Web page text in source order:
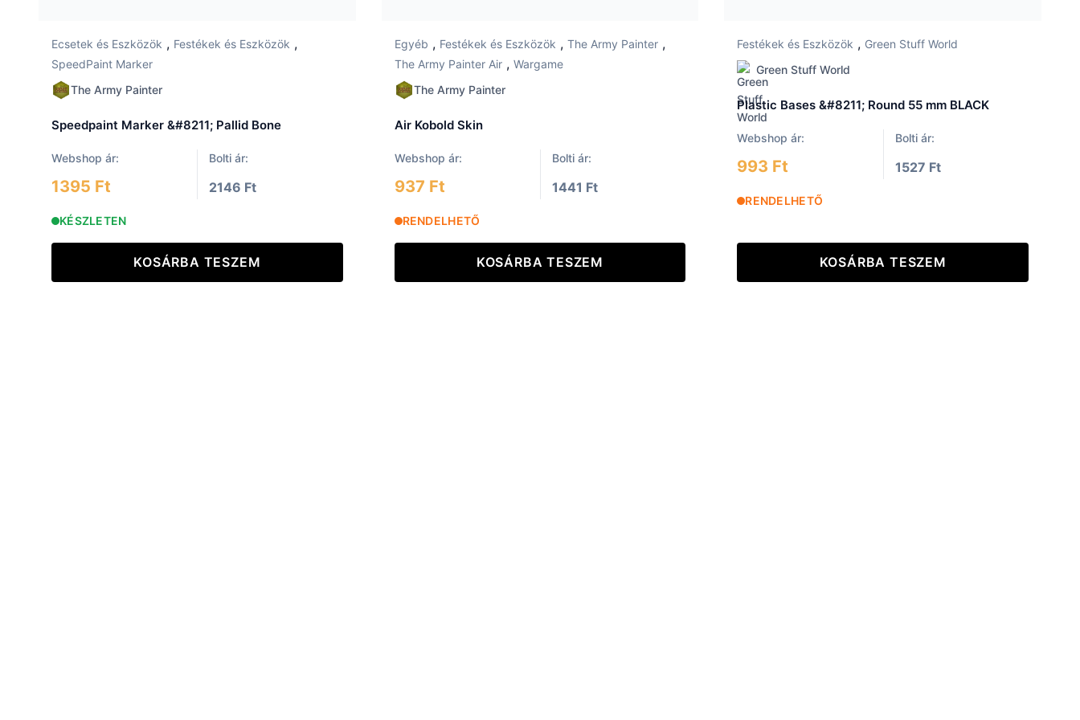
Ecsetek és Eszközök , Festékek és Eszközök ,
SpeedPaint Marker
The Army Painter
Speedpaint Marker &#8211; Pallid Bone
Webshop ár: Bolti ár:
1395 Ft 2146 Ft
KÉSZLETEN
KOSÁRBA TESZEM
Egyéb , Festékek és Eszközök , The Army Painter,
The Army Painter Air, Wargame
The Army Painter
Air Kobold Skin
Webshop ár: Bolti ár:
937 Ft 1441 Ft
RENDELHETŐ
KOSÁRBA TESZEM
Festékek és Eszközök , Green Stuff World
Green Stuff World
Plastic Bases &#8211; Round 55 mm BLACK
Webshop ár: Bolti ár:
993 Ft 1527 Ft
RENDELHETŐ
KOSÁRBA TESZEM